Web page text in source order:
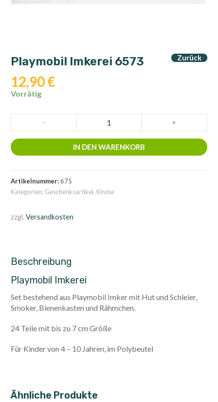
Zurück
Playmobil Imkerei 6573
12,90€
Vorrätig
Imkerei
6573
Menge
- +
IN DEN WARENKORB
Artikelnummer:675
Kategorien: Geschenksartikel, Kinder
zzgl.Versandkosten
Beschreibung
Playmobil Imkerei
Set bestehend aus Playmobil Imker mit Hut und Schleier,
Smoker, Bienenkasten und Rähmchen.
24 Teile mit bis zu 7 cm Größe
Für Kinder von 4 – 10 Jahren, im Polybeutel
Ähnliche Produkte